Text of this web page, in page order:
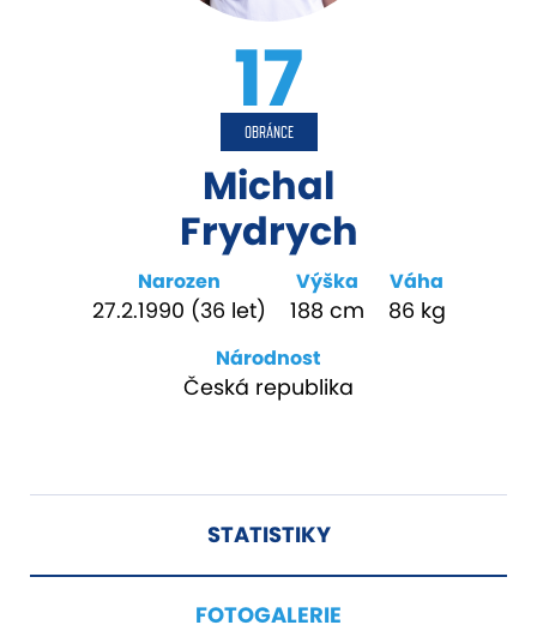
17
OBRÁNCE
Michal
Frydrych
Narozen
27.2.1990 (36 let)
Výška
188 cm
Váha
86 kg
Národnost
Česká republika
STATISTIKY
FOTOGALERIE